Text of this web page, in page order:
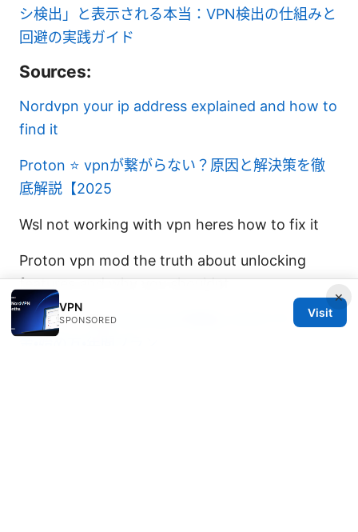
シ検出」と表示される本当：VPN検出の仕組みと
回避の実践ガイド
Sources:
Nordvpn your ip address explained and how to
find it
Proton ⭐ vpnが繋がらない？原因と解決策を徹
底解説【2025
Wsl not working with vpn heres how to fix it
Proton vpn mod the truth about unlocking
features and why you shouldnt
Surf vpn edge
Nordvpn月額払いのすべて：料
金・始め方・年間プラン
×
VPN
SPONSORED
Visit